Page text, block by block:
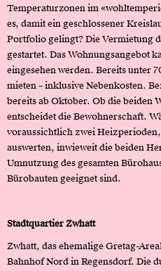
Temperaturzonen im
es, damit ein geschlossener
Portfolio gelingt? Die Vermietung
gestartet. Das Wohnungsangebot
eingesehen werden. Bereits unter
mieten – inklusive Nebenkosten.
bereits ab Oktober. Ob die beiden
entscheidet die Bewohnerschaft.
voraussichtlich zwei
auswerten, inwieweit die beiden
Umnutzung des gesamten
Bürobauten geeignet sind.
Stadtquartier Zwhatt
Zwhatt, das ehemalige Gretag-
Bahnhof Nord in Regensdorf. Die